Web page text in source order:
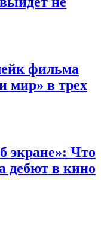
фильма
мир» в трех
экране»: Что
дебют в кино